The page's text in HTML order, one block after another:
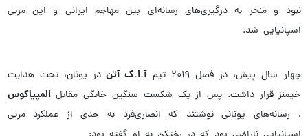
نبود و منجر به درگیری‌های رسانه‌ای بین مهاجم ایرانی و این مربی
اسپانیایی شد.
چهار سال پیش، در فصل ۲۰۱۹ تیم آ.ا.ک آتن در یونان، تحت هدایت
خیمنز قرار داشت. پس از یک شکست سنگین خانگی مقابلالمپیاکوس
، رسانه‌های یونانی نوشتند که انصاری‌فرد به حدی از عملکرد مربی